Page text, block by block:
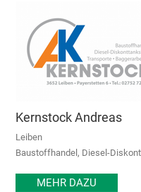
Kernstock Andreas
Leiben
Baustoffhandel, Diesel-
MEHR DAZU